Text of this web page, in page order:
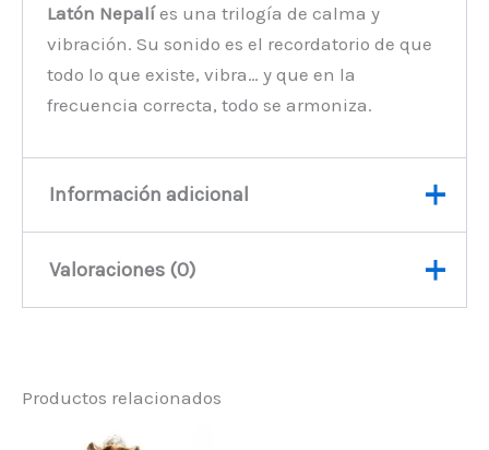
Latón Nepalíes una trilogía de calma y
vibración. Su sonido es el recordatorio de que
todo lo que existe, vibra… y que en la
frecuencia correcta, todo se armoniza.
Información adicional
Peso
Valoraciones (0)
Sé el primero en valorar “Set
Productos relacionados